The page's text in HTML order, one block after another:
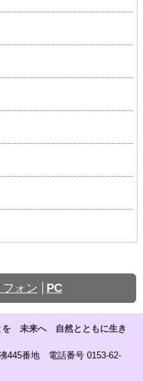
ォン PC
を 未来へ 自然とともに生き
445番地 電話番号 0153-62-